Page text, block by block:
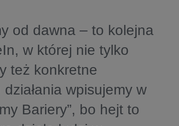
od dawna – to kolejna
w której nie tylko
też konkretne
wpisujemy w
Bariery”, bo hejt to